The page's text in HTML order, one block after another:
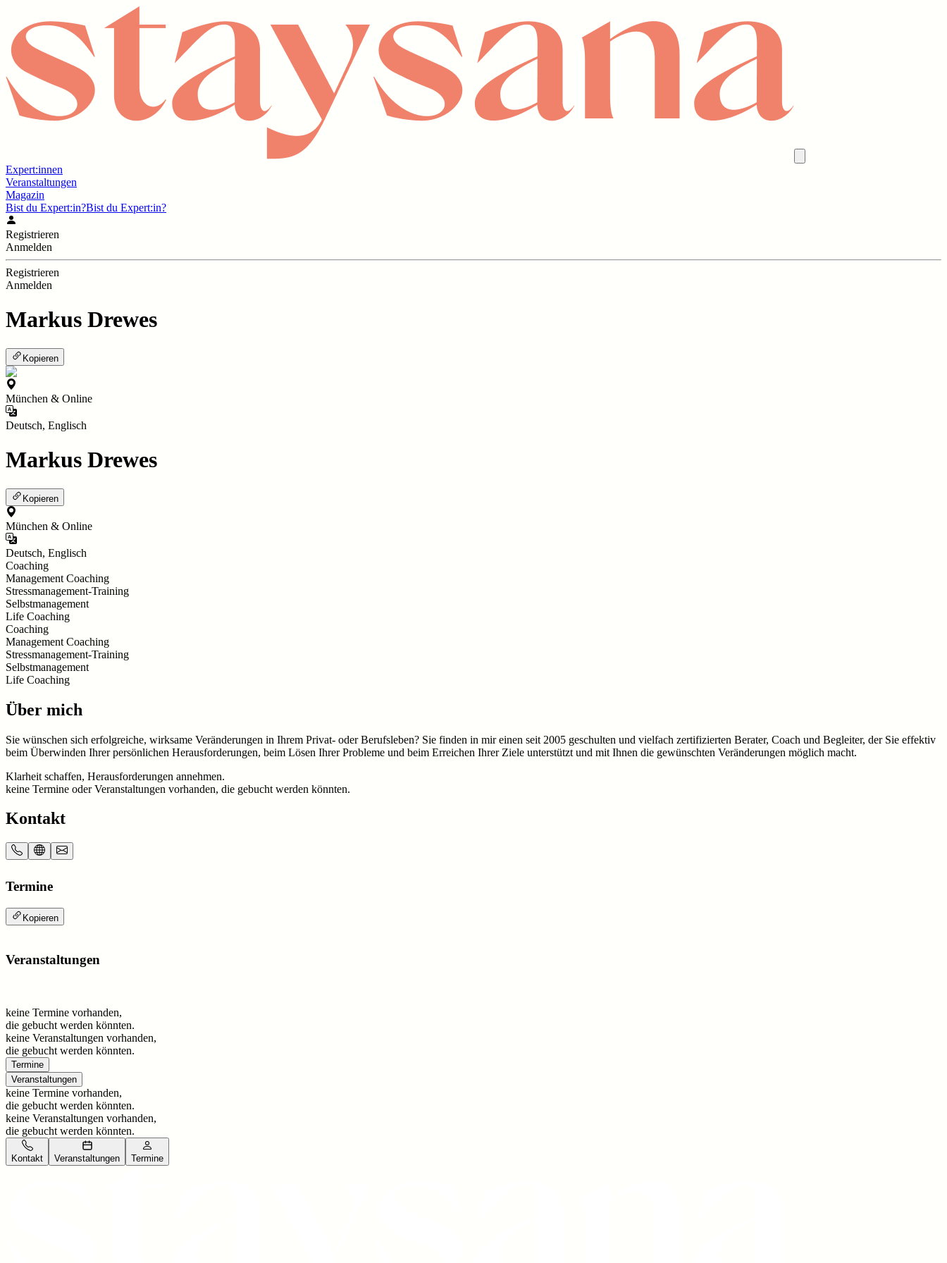
Expert:innen
Veranstaltungen
Magazin
Bist du Expert:in?Bist du Expert:in?
Registrieren
Anmelden
Registrieren
Anmelden
Markus Drewes
Kopieren
München & Online
Deutsch, Englisch
Markus Drewes
Kopieren
München & Online
Deutsch, Englisch
Coaching
Management Coaching
Stressmanagement-Training
Selbstmanagement
Life Coaching
Coaching
Management Coaching
Stressmanagement-Training
Selbstmanagement
Life Coaching
Über mich
Sie wünschen sich erfolgreiche, wirksame Veränderungen in Ihrem Privat- oder Berufsleben? Sie finden in mir einen seit 2005 geschulten und vielfach zertifizierten Berater, Coach und Begleiter, der Sie effektiv
beim Überwinden Ihrer persönlichen Herausforderungen, beim Lösen Ihrer Probleme und beim Erreichen Ihrer Ziele unterstützt und mit Ihnen die gewünschten Veränderungen möglich macht.
Klarheit schaffen, Herausforderungen annehmen.
keine Termine oder Veranstaltungen vorhanden, die gebucht werden könnten.
Kontakt
Termine
Kopieren
Veranstaltungen
keine Termine vorhanden,
die gebucht werden könnten.
keine Veranstaltungen vorhanden,
die gebucht werden könnten.
Termine
Veranstaltungen
keine Termine vorhanden,
die gebucht werden könnten.
keine Veranstaltungen vorhanden,
die gebucht werden könnten.
Kontakt Veranstaltungen Termine